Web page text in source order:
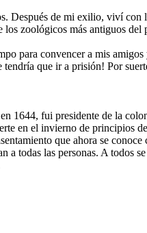
de mi exilio, viví con
zoológicos más antiguos
para convencer a mis
que ir a prisión! Por
1644, fui presidente de la
en el invierno de principios
que ahora se
todas las personas. A todos